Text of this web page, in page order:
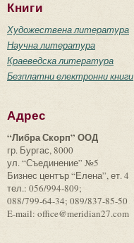
Книги
Художествена литература
Научна литература
Краеведска литература
Безплатни електронни книги
Адрес
“Либра Скорп” ООД
гр. Бургас, 8000
ул. “Съединение” №5
Бизнес център “Елена”, ет. 4
тел.: 056/994-809;
088/799-64-34; 089/837-85-50
E-mail: office@meridian27.com